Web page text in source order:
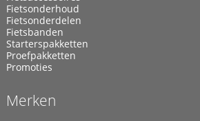
Fietsonderhoud
Fietsonderdelen
Fietsbanden
Starterspakketten
Proefpakketten
Promoties
Merken